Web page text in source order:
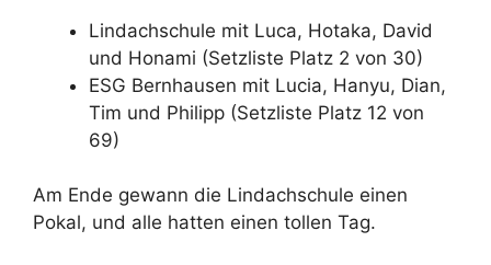
Lindachschule mit Luca, Hotaka, David
und Honami (Setzliste Platz 2 von 30)
ESG Bernhausen mit Lucia, Hanyu, Dian,
Tim und Philipp (Setzliste Platz 12 von
69)
Am Ende gewann die Lindachschule einen
Pokal, und alle hatten einen tollen Tag.